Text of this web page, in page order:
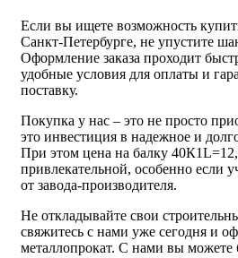
Если вы ищете возможность
Санкт-Петербурге, не упустите
Оформление заказа проходит
удобные условия для оплаты и
поставку.
Покупка у нас – это не просто
это инвестиция в надежное и
При этом цена на балку
привлекательной, особенно если
от завода-производителя.
Не откладывайте свои
свяжитесь с нами уже сегодня и
металлопрокат. С нами вы можете